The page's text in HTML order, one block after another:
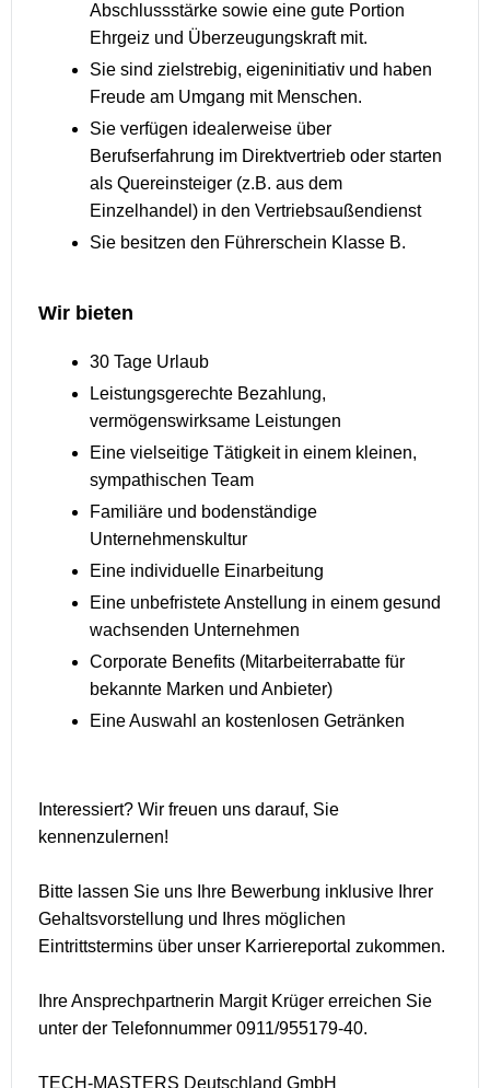
Abschlussstärke sowie eine gute Portion
Ehrgeiz und Überzeugungskraft mit.
Sie sind zielstrebig, eigeninitiativ und haben
Freude am Umgang mit Menschen.
Sie verfügen idealerweise über
Berufserfahrung im Direktvertrieb oder starten
als Quereinsteiger (z.B. aus dem
Einzelhandel) in den Vertriebsaußendienst
Sie besitzen den Führerschein Klasse B.
Wir bieten
30 Tage Urlaub
Leistungsgerechte Bezahlung,
vermögenswirksame Leistungen
Eine vielseitige Tätigkeit in einem kleinen,
sympathischen Team
Familiäre und bodenständige
Unternehmenskultur
Eine individuelle Einarbeitung
Eine unbefristete Anstellung in einem gesund
wachsenden Unternehmen
Corporate Benefits (Mitarbeiterrabatte für
bekannte Marken und Anbieter)
Eine Auswahl an kostenlosen Getränken
Interessiert? Wir freuen uns darauf, Sie
kennenzulernen!
Bitte lassen Sie uns Ihre Bewerbung inklusive Ihrer
Gehaltsvorstellung und Ihres möglichen
Eintrittstermins über unser Karriereportal zukommen.
Ihre Ansprechpartnerin Margit Krüger erreichen Sie
unter der Telefonnummer 0911/955179-40.
TECH-MASTERS Deutschland GmbH